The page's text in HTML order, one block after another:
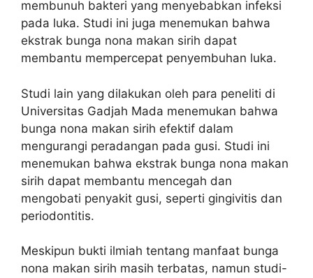
membunuh bakteri yang menyebabkan infeksi
pada luka. Studi ini juga menemukan bahwa
ekstrak bunga nona makan sirih dapat
membantu mempercepat penyembuhan luka.
Studi lain yang dilakukan oleh para peneliti di
Universitas Gadjah Mada menemukan bahwa
bunga nona makan sirih efektif dalam
mengurangi peradangan pada gusi. Studi ini
menemukan bahwa ekstrak bunga nona makan
sirih dapat membantu mencegah dan
mengobati penyakit gusi, seperti gingivitis dan
periodontitis.
Meskipun bukti ilmiah tentang manfaat bunga
nona makan sirih masih terbatas, namun studi-